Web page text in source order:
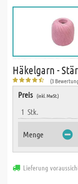
Häkelgarn -
(3
Preis (inkl. MwSt.)
1 Stk.
Menge
Lieferung